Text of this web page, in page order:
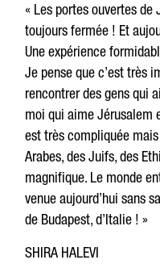
« Les portes ouvertes
toujours fermée ! Et
Une expérience
Je pense que c’est très
rencontrer des gens qui
moi qui aime Jérusalem
est très compliquée
Arabes, des Juifs, des
magnifique. Le monde
venue aujourd’hui sans
de Budapest, d’Italie ! »
SHIRA HALEVI